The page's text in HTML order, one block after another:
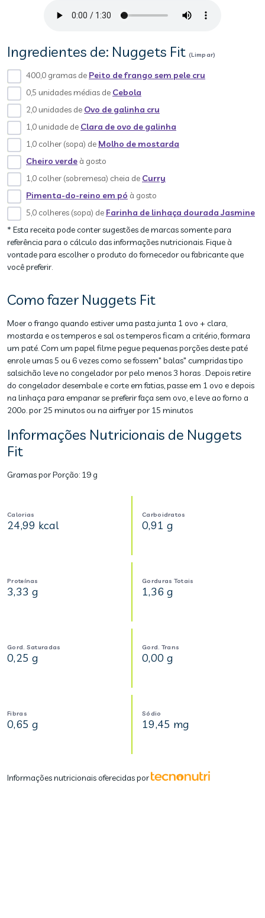
Ingredientes de: Nuggets Fit (Limpar)
400,0 gramas de Peito de frango sem pele cru
0,5 unidades médias de Cebola
2,0 unidades de Ovo de galinha cru
1,0 unidade de Clara de ovo de galinha
1,0 colher (sopa) de Molho de mostarda
Cheiro verde à gosto
1,0 colher (sobremesa) cheia de Curry
Pimenta-do-reino em pó à gosto
5,0 colheres (sopa) de Farinha de linhaça dourada Jasmine
* Esta receita pode conter sugestões de marcas somente para
referência para o cálculo das informações nutricionais. Fique à
vontade para escolher o produto do fornecedor ou fabricante que
você preferir.
Como fazer Nuggets Fit
Moer o frango quando estiver uma pasta junta 1 ovo + clara,
mostarda e os temperos e sal os temperos ficam a critério, formara
um paté. Com um papel filme pegue pequenas porções deste paté
enrole umas 5 ou 6 vezes como se fossem" balas" cumpridas tipo
salsichão leve no congelador por pelo menos 3 horas . Depois retire
do congelador desembale e corte em fatias, passe em 1 ovo e depois
na linhaça para empanar se preferir faça sem ovo, e leve ao forno a
200o. por 25 minutos ou na airfryer por 15 minutos
Informações Nutricionais de Nuggets
Fit
Gramas por Porção: 19 g
Calorias
24,99 kcal
Carboidratos
0,91 g
Proteínas
3,33 g
Gorduras Totais
1,36 g
Gord. Saturadas
0,25 g
Gord. Trans
0,00 g
Fibras
0,65 g
Sódio
19,45 mg
Informações nutricionais oferecidas por